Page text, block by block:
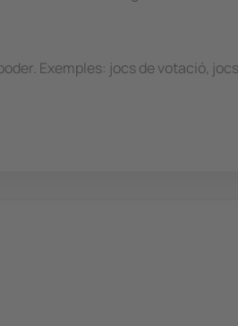
Exemples: jocs de votació,